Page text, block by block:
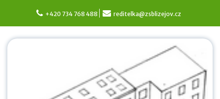
content
+420 734 768 488 reditelka@zsblizejov.cz